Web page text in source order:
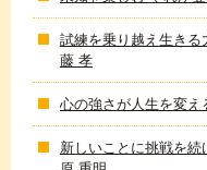
試練を乗り越え生き
藤 孝
心の強さが人生を変
新しいことに挑戦を